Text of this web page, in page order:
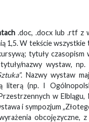
.doc, .docx lub .rtf z
1,5. W tekście wszystkie
tytuły czasopism
nazwy wystaw, np.
. Nazwy wystaw
literą (np. I
w
i sympozjum